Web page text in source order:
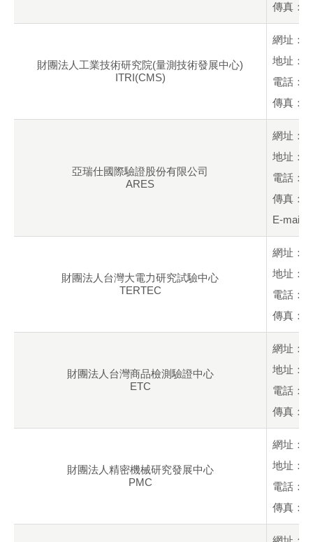
傳真：
財團法人工業技術研究院(量測技術發展中心)
ITRI(CMS)
網址：
地址：
電話：
傳真：
亞瑞仕國際驗證股份有限公司
ARES
網址：
地址：
電話：
傳真：
E-mail：
財團法人台灣大電力研究試驗中心
TERTEC
網址：
地址：
電話：
傳真：
財團法人台灣商品檢測驗證中心
ETC
網址：
地址：
電話：
傳真：
財團法人精密機械研究發展中心
PMC
網址：
地址：
電話：
傳真：